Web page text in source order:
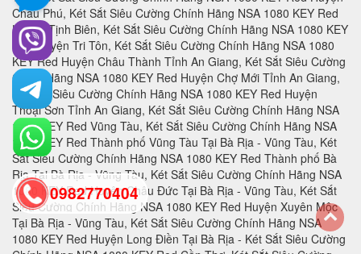
0982770404
back